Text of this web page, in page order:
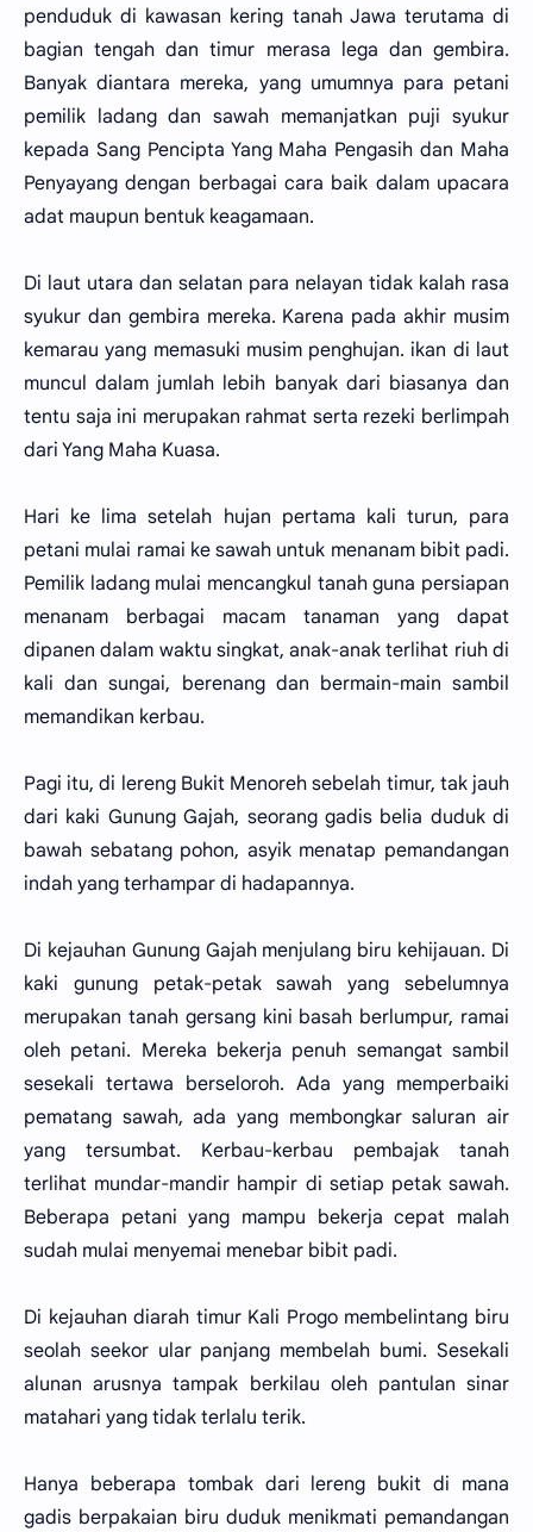
penduduk di kawasan kering tanah Jawa terutama di
bagian tengah dan timur merasa lega dan gembira.
Banyak diantara mereka, yang umumnya para petani
pemilik ladang dan sawah memanjatkan puji syukur
kepada Sang Pencipta Yang Maha Pengasih dan Maha
Penyayang dengan berbagai cara baik dalam upacara
adat maupun bentuk keagamaan.
Di laut utara dan selatan para nelayan tidak kalah rasa
syukur dan gembira mereka. Karena pada akhir musim
kemarau yang memasuki musim penghujan. ikan di laut
muncul dalam jumlah lebih banyak dari biasanya dan
tentu saja ini merupakan rahmat serta rezeki berlimpah
dari Yang Maha Kuasa.
Hari ke lima setelah hujan pertama kali turun, para
petani mulai ramai ke sawah untuk menanam bibit padi.
Pemilik ladang mulai mencangkul tanah guna persiapan
menanam berbagai macam tanaman yang dapat
dipanen dalam waktu singkat, anak-anak terlihat riuh di
kali dan sungai, berenang dan bermain-main sambil
memandikan kerbau.
Pagi itu, di lereng Bukit Menoreh sebelah timur, tak jauh
dari kaki Gunung Gajah, seorang gadis belia duduk di
bawah sebatang pohon, asyik menatap pemandangan
indah yang terhampar di hadapannya.
Di kejauhan Gunung Gajah menjulang biru kehijauan. Di
kaki gunung petak-petak sawah yang sebelumnya
merupakan tanah gersang kini basah berlumpur, ramai
oleh petani. Mereka bekerja penuh semangat sambil
sesekali tertawa berseloroh. Ada yang memperbaiki
pematang sawah, ada yang membongkar saluran air
yang tersumbat. Kerbau-kerbau pembajak tanah
terlihat mundar-mandir hampir di setiap petak sawah.
Beberapa petani yang mampu bekerja cepat malah
sudah mulai menyemai menebar bibit padi.
Di kejauhan diarah timur Kali Progo membelintang biru
seolah seekor ular panjang membelah bumi. Sesekali
alunan arusnya tampak berkilau oleh pantulan sinar
matahari yang tidak terlalu terik.
Hanya beberapa tombak dari lereng bukit di mana
gadis berpakaian biru duduk menikmati pemandangan